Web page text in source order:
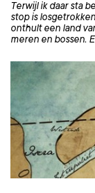
Terwijl ik daar sta
stop is
onthult een land
meren en bossen.